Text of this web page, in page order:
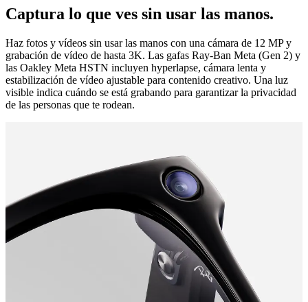
Captura lo que ves sin usar las manos.
Haz fotos y vídeos sin usar las manos con una cámara de 12 MP y
grabación de vídeo de hasta 3K. Las gafas Ray-Ban Meta (Gen 2) y
las Oakley Meta HSTN incluyen hyperlapse, cámara lenta y
estabilización de vídeo ajustable para contenido creativo. Una luz
visible indica cuándo se está grabando para garantizar la privacidad
de las personas que te rodean.